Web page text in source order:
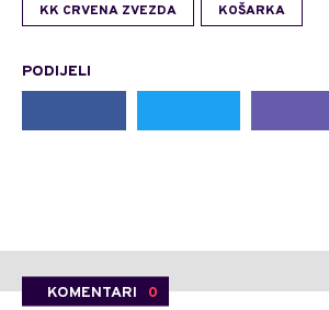
KK CRVENA ZVEZDA KOŠARKA
PODIJELI
KOMENTARI 0